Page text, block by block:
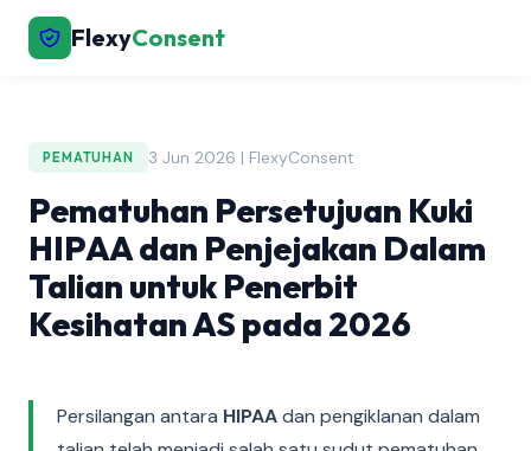
FlexyConsent
PEMATUHAN 3 Jun 2026 | FlexyConsent
Pematuhan Persetujuan Kuki
HIPAA dan Penjejakan Dalam
Talian untuk Penerbit
Kesihatan AS pada 2026
Persilangan antara HIPAAdan pengiklanan dalam